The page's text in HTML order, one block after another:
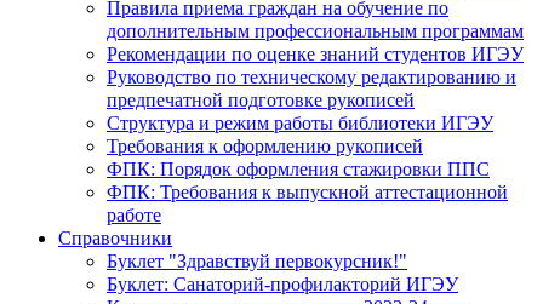
Правила приема граждан на обучение по
дополнительным профессиональным программам
Рекомендации по оценке знаний студентов ИГЭУ
Руководство по техническому редактированию и
предпечатной подготовке рукописей
Структура и режим работы библиотеки ИГЭУ
Требования к оформлению рукописей
ФПК: Порядок оформления стажировки ППС
ФПК: Требования к выпускной аттестационной
работе
Справочники
Буклет "Здравствуй первокурсник!"
Буклет: Санаторий-профилакторий ИГЭУ